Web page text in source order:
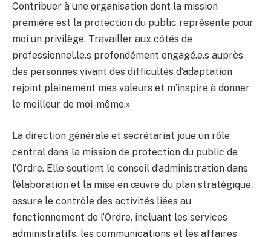
Contribuer à une organisation dont la mission
première est la protection du public représente pour
moi un privilège. Travailler aux côtés de
professionnel.le.s profondément engagé.e.s auprès
des personnes vivant des difficultés d’adaptation
rejoint pleinement mes valeurs et m’inspire à donner
le meilleur de moi-même.»
La direction générale et secrétariat joue un rôle
central dans la mission de protection du public de
l’Ordre. Elle soutient le conseil d’administration dans
l’élaboration et la mise en œuvre du plan stratégique,
assure le contrôle des activités liées au
fonctionnement de l’Ordre, incluant les services
administratifs, les communications et les affaires